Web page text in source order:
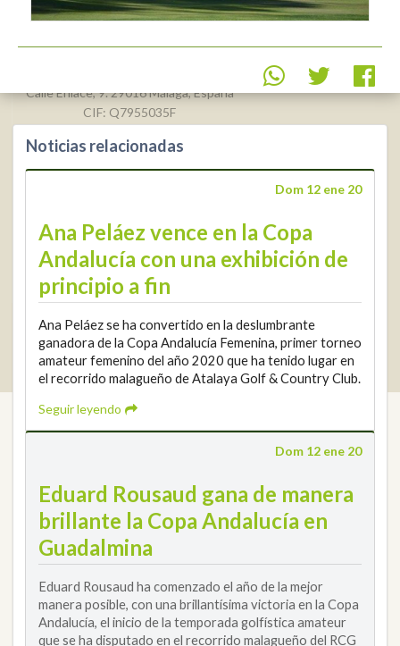
Noticias relacionadas
Dom 12 ene 20
Ana Peláez vence en la Copa
Andalucía con una exhibición de
principio a fin
Ana Peláez se ha convertido en la deslumbrante
ganadora de la Copa Andalucía Femenina, primer torneo
amateur femenino del año 2020 que ha tenido lugar en
el recorrido malagueño de Atalaya Golf & Country Club.
Seguir leyendo
Dom 12 ene 20
Eduard Rousaud gana de manera
brillante la Copa Andalucía en
Guadalmina
Eduard Rousaud ha comenzado el año de la mejor
manera posible, con una brillantísima victoria en la Copa
Andalucía, el inicio de la temporada golfística amateur
que se ha disputado en el recorrido malagueño del RCG
Real Federación Andaluza de
Calle Enlace, 9. 29016 Málaga, España
CIF: Q7955035F
+34 952 225
590
2026 © Real Federación Andaluza de Golf
Política de Privacidad
Política de Cookies
Aviso legal
© DarkSky
Widget de competiciones
Login